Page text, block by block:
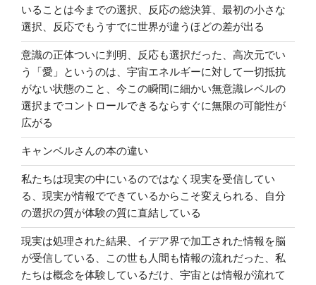
いることは今までの選択、反応の総決算、最初の小さな
選択、反応でもうすでに世界が違うほどの差が出る
意識の正体ついに判明、反応も選択だった、高次元でい
う「愛」というのは、宇宙エネルギーに対して一切抵抗
がない状態のこと、今この瞬間に細かい無意識レベルの
選択までコントロールできるならすぐに無限の可能性が
広がる
キャンベルさんの本の違い
私たちは現実の中にいるのではなく現実を受信してい
る、現実が情報でできているからこそ変えられる、自分
の選択の質が体験の質に直結している
現実は処理された結果、イデア界で加工された情報を脳
が受信している、この世も人間も情報の流れだった、私
たちは概念を体験しているだけ、宇宙とは情報が流れて